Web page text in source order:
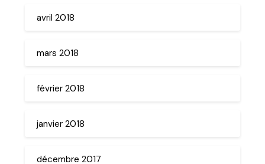
avril 2018
mars 2018
février 2018
janvier 2018
décembre 2017